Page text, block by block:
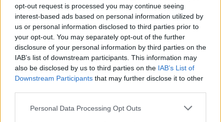
opt-out request is processed you may continue seeing
interest-based ads based on personal information utilized by
us or personal information disclosed to third parties prior to
your opt-out. You may separately opt-out of the further
disclosure of your personal information by third parties on the
IAB’s list of downstream participants. This information may
also be disclosed by us to third parties on the IAB’s List of
Downstream Participants that may further disclose it to other
Please note that this website/app uses one or more Google
Personal Data Processing Opt Outs
ΠΟΛΙΤΙΚΗ
Μητσοτάκης από Αγαθονήσι: Θα εμποδίσουμε τα
άθλια δίκτυα των διακινητών
29/07/2026 - 12:36μμ